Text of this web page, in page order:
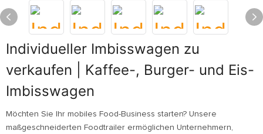
Individueller Imbisswagen zu
verkaufen | Kaffee-, Burger- und Eis-
Imbisswagen
Möchten Sie Ihr mobiles Food-Business starten? Unsere
maßgeschneiderten Foodtrailer ermöglichen Unternehmern,